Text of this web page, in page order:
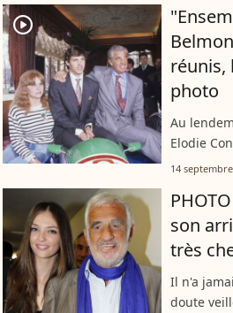
player2
réunis,
photo
Au
Elodie
14
son
très
Il n'a
doute